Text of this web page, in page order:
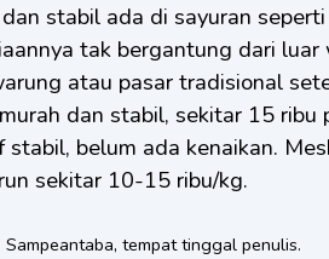
stabil ada di sayuran
tak bergantung dari luar
atau pasar tradisional
dan stabil, sekitar 15 ribu
belum ada kenaikan.
sekitar 10-15 ribu/kg.
tempat tinggal penulis.